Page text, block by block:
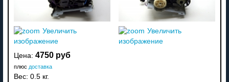
Увеличить
изображение
Увеличить
изображение
Цена: 4750 руб
плюс доставка
Вес: 0.5 кг.